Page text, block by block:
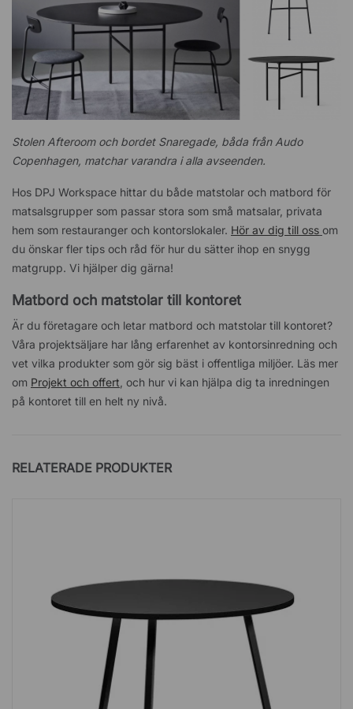
Stolen Afteroom och bordet Snaregade, båda från Audo
Copenhagen, matchar varandra i alla avseenden.
Hos DPJ Workspace hittar du både matstolar och matbord för
matsalsgrupper som passar stora som små matsalar, privata
hem som restauranger och kontorslokaler. Hör av dig till oss om
du önskar fler tips och råd för hur du sätter ihop en snygg
matgrupp. Vi hjälper dig gärna!
Matbord och matstolar till kontoret
Är du företagare och letar matbord och matstolar till kontoret?
Våra projektsäljare har lång erfarenhet av kontorsinredning och
vet vilka produkter som gör sig bäst i offentliga miljöer. Läs mer
om Projekt och offert , och hur vi kan hjälpa dig ta inredningen
på kontoret till en helt ny nivå.
RELATERADE PRODUKTER